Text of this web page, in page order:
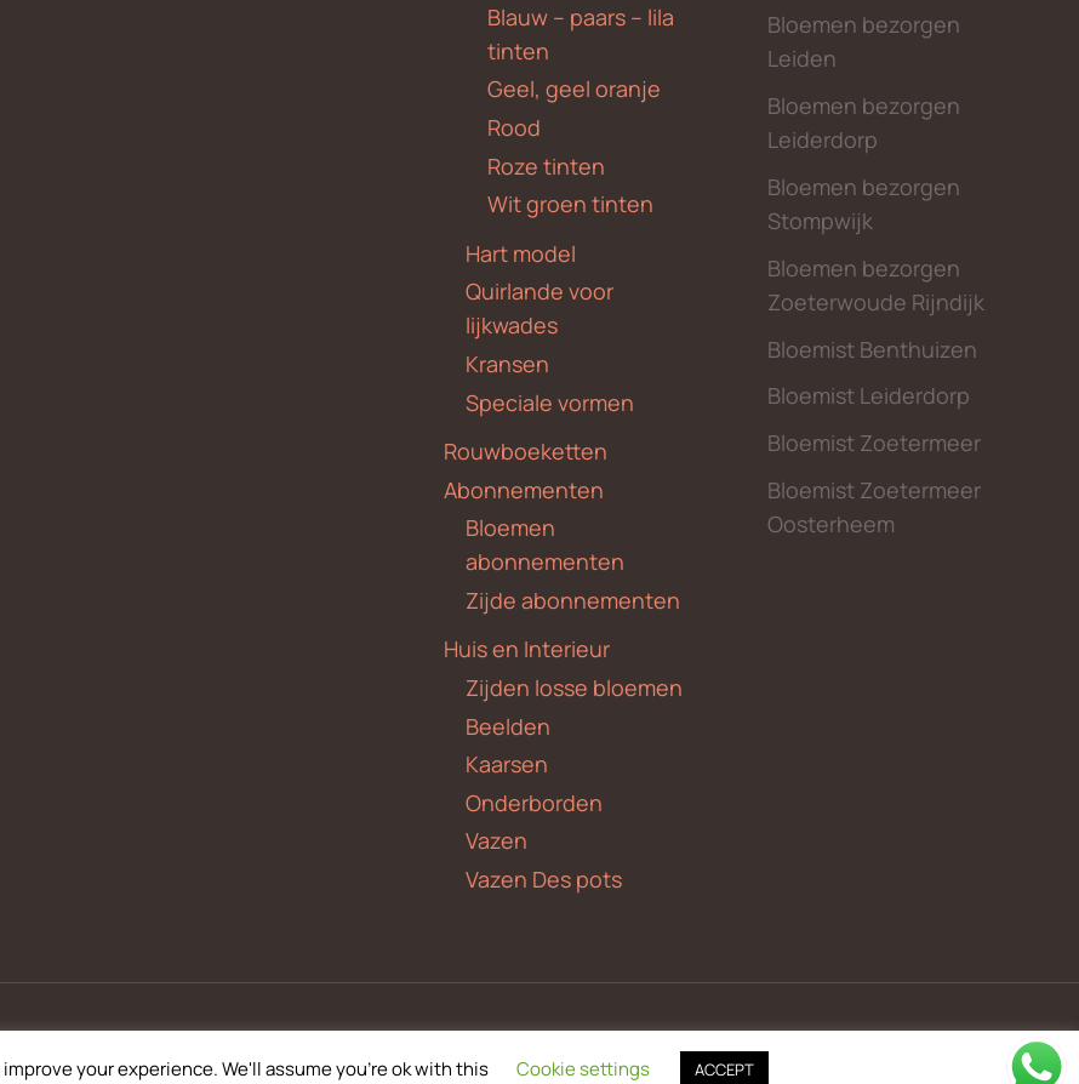
Blauw – paars – lila
tinten
Geel, geel oranje
Rood
Roze tinten
Wit groen tinten
Hart model
Quirlande voor
lijkwades
Kransen
Speciale vormen
Rouwboeketten
Abonnementen
Bloemen
abonnementen
Zijde abonnementen
Huis en Interieur
Zijden losse bloemen
Beelden
Kaarsen
Onderborden
Vazen
Vazen Des pots
Bloemen bezorgen
Leiden
Bloemen bezorgen
Leiderdorp
Bloemen bezorgen
Stompwijk
Bloemen bezorgen
Zoeterwoude Rijndijk
Bloemist Benthuizen
Bloemist Leiderdorp
Bloemist Zoetermeer
Bloemist Zoetermeer
Oosterheem
your experience. We'll assume you're ok with this Cookie settings ACCEPT